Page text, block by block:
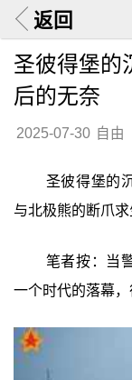
返回
圣彼得堡的
后的无奈
2025-07-30 自由
圣彼得堡的
与北极熊的断爪求
笔者按：当
一个时代的落幕，